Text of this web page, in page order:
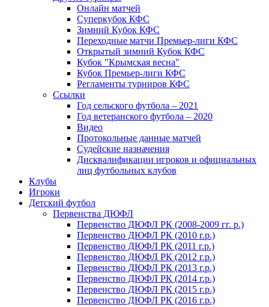
Онлайн матчей
Суперкубок КФС
Зимний Кубок КФС
Переходные матчи Премьер-лиги КФС
Открытый зимний Кубок КФС
Кубок "Крымская весна"
Кубок Премьер-лиги КФС
Регламенты турниров КФС
Ссылки
Год сельского футбола – 2021
Год ветеранского футбола – 2020
Видео
Протокольные данные матчей
Судейские назначения
Дисквалификации игроков и официальных
лиц футбольных клубов
Клубы
Игроки
Детский футбол
Первенства ДЮФЛ
Первенство ДЮФЛ РК (2008-2009 гг. р.)
Первенство ДЮФЛ РК (2010 г.р.)
Первенство ДЮФЛ РК (2011 г.р.)
Первенство ДЮФЛ РК (2012 г.р.)
Первенство ДЮФЛ РК (2013 г.р.)
Первенство ДЮФЛ РК (2014 г.р.)
Первенство ДЮФЛ РК (2015 г.р.)
Первенство ДЮФЛ РК (2016 г.р.)